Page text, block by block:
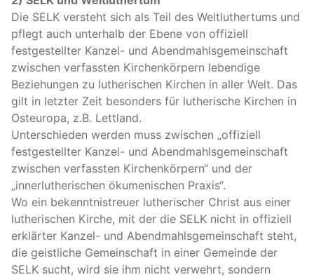
Die SELK versteht sich als Teil des Weltluthertums und
pflegt auch unterhalb der Ebene von offiziell
festgestellter Kanzel- und Abendmahlsgemeinschaft
zwischen verfassten Kirchenkörpern lebendige
Beziehungen zu lutherischen Kirchen in aller Welt. Das
gilt in letzter Zeit besonders für lutherische Kirchen in
Osteuropa, z.B. Lettland.
Unterschieden werden muss zwischen „offiziell
festgestellter Kanzel- und Abendmahlsgemeinschaft
zwischen verfassten Kirchenkörpern“ und der
„innerlutherischen ökumenischen Praxis“.
Wo ein bekenntnistreuer lutherischer Christ aus einer
lutherischen Kirche, mit der die SELK nicht in offiziell
erklärter Kanzel- und Abendmahlsgemeinschaft steht,
die geistliche Gemeinschaft in einer Gemeinde der
SELK sucht, wird sie ihm nicht verwehrt, sondern